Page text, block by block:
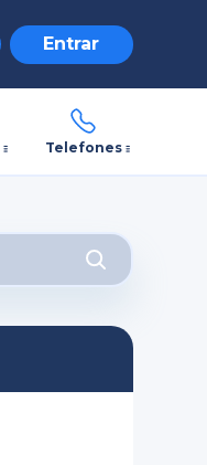
Entrar
Telefones